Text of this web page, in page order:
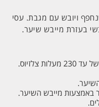
ויובש עם מגבת. עסי
בעזרת מייבש שיער.
צלזיוס.
באמצעות מייבש השיער.